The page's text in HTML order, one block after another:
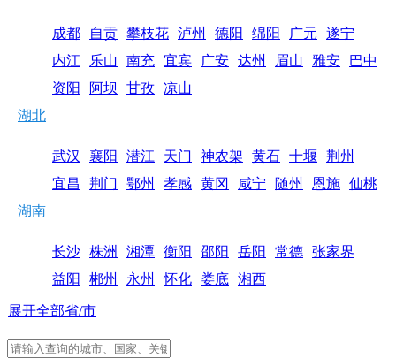
成都 自贡 攀枝花 泸州 德阳 绵阳 广元
遂宁
内江
乐山 南充 宜宾 广安 达州 眉山 雅安
巴中
资阳
阿坝 甘孜 凉山
湖北
武汉 襄阳 潜江 天门 神农架 黄石 十堰 荆州
宜昌
荆门 鄂州 孝感 黄冈 咸宁 随州 恩施 仙桃
湖南
长沙 株洲 湘潭 衡阳 邵阳 岳阳 常德 张家界
益阳
郴州 永州 怀化 娄底 湘西
展开全部省/市